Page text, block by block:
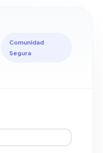
Comunidad
Segura